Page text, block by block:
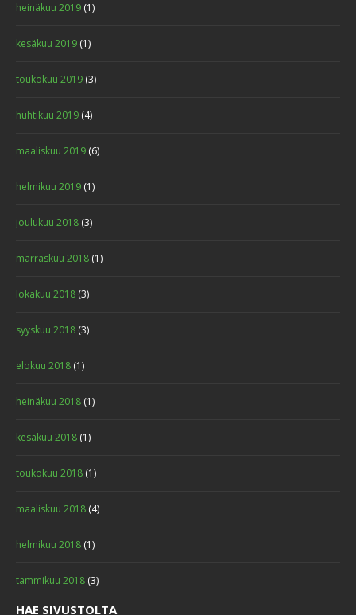
heinäkuu 2019 (1)
kesäkuu 2019 (1)
toukokuu 2019 (3)
huhtikuu 2019 (4)
maaliskuu 2019 (6)
helmikuu 2019 (1)
joulukuu 2018 (3)
marraskuu 2018 (1)
lokakuu 2018 (3)
syyskuu 2018 (3)
elokuu 2018 (1)
heinäkuu 2018 (1)
kesäkuu 2018 (1)
toukokuu 2018 (1)
maaliskuu 2018 (4)
helmikuu 2018 (1)
tammikuu 2018 (3)
HAE SIVUSTOLTA